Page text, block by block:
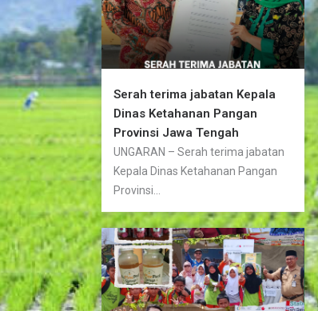
Serah terima jabatan Kepala
Dinas Ketahanan Pangan
Provinsi Jawa Tengah
UNGARAN – Serah terima jabatan
Kepala Dinas Ketahanan Pangan
Provinsi...